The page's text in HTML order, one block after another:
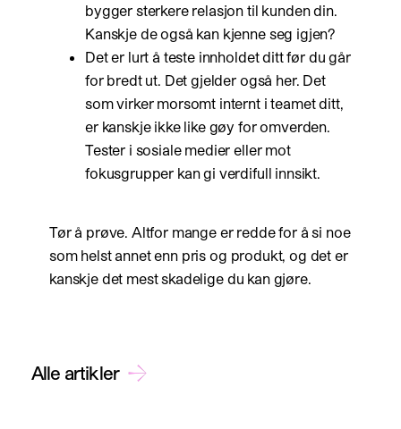
bygger sterkere relasjon til kunden din.
Kanskje de også kan kjenne seg igjen?
Det er lurt å teste innholdet ditt før du går
for bredt ut. Det gjelder også her. Det
som virker morsomt internt i teamet ditt,
er kanskje ikke like gøy for omverden.
Tester i sosiale medier eller mot
fokusgrupper kan gi verdifull innsikt.
Tør å prøve. Altfor mange er redde for å si noe
som helst annet enn pris og produkt, og det er
kanskje det mest skadelige du kan gjøre.
Alle artikler →